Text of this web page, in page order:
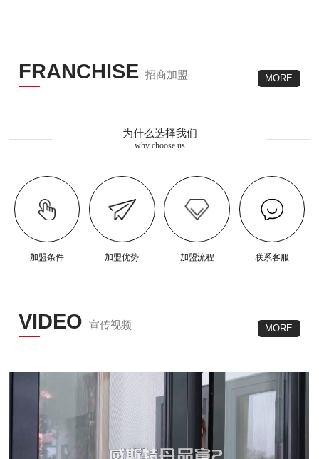
FRANCHISE 招商加盟 MORE
为什么选择我们
why choose us
加盟条件 加盟优势 加盟流程 联系客服
VIDEO 宣传视频 MORE